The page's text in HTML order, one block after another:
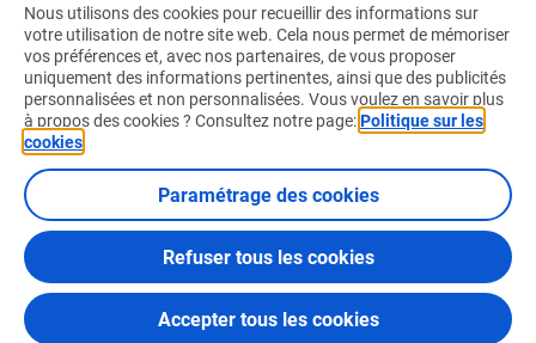
Nous utilisons des cookies pour recueillir des informations sur
votre utilisation de notre site web. Cela nous permet de mémoriser
vos préférences et, avec nos partenaires, de vous proposer
uniquement des informations pertinentes, ainsi que des publicités
personnalisées et non personnalisées. Vous voulez en savoir plus
à propos des cookies ? Consultez notre page:Politique sur les
cookies
Paramétrage des cookies
Refuser tous les cookies
Accepter tous les cookies
Téléchargez notre app
Conditions d'utilisation Politique sur les cookies
Certificats et Codes de Conduite © 2026 Loterie Nationale